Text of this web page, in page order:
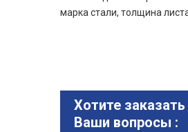
марка стали, толщина
Хотите
Ваши вопросы :